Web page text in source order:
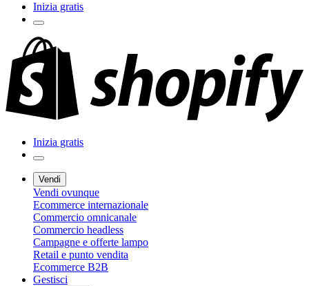
Inizia gratis
Inizia gratis
Vendi
Vendi ovunque
Ecommerce internazionale
Commercio omnicanale
Commercio headless
Campagne e offerte lampo
Retail e punto vendita
Ecommerce B2B
Gestisci